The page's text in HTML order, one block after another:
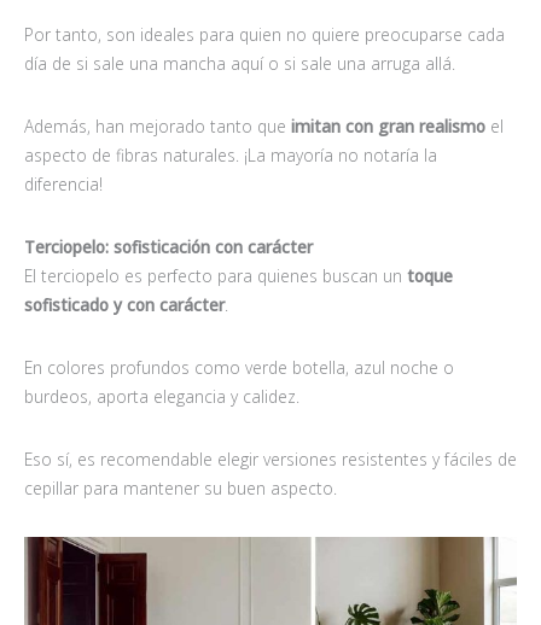
Por tanto, son ideales para quien no quiere preocuparse cada
día de si sale una mancha aquí o si sale una arruga allá.
Además, han mejorado tanto que imitan con gran realismo el
aspecto de fibras naturales. ¡La mayoría no notaría la
diferencia!
Terciopelo: sofisticación con carácter
El terciopelo es perfecto para quienes buscan un toque
sofisticado y con carácter.
En colores profundos como verde botella, azul noche o
burdeos, aporta elegancia y calidez.
Eso sí, es recomendable elegir versiones resistentes y fáciles de
cepillar para mantener su buen aspecto.